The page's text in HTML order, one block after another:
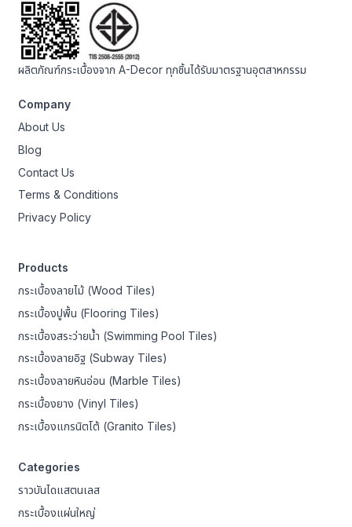
ผลิตภัณฑ์กระเบื้องจาก A-Decor ทุกชิ้นได้รับมาตรฐานอุตสาหกรรม
Company
About Us
Blog
Contact Us
Terms & Conditions
Privacy Policy
Products
กระเบื้องลายไม้ (Wood Tiles)
กระเบื้องปูพื้น (Flooring Tiles)
กระเบื้องสระว่ายน้ำ (Swimming Pool Tiles)
กระเบื้องลายอิฐ (Subway Tiles)
กระเบื้องลายหินอ่อน (Marble Tiles)
กระเบื้องยาง (Vinyl Tiles)
กระเบื้องแกรนิตโต้ (Granito Tiles)
Categories
ราวบันไดแสตนเลส
กระเบื้องแผ่นใหญ่